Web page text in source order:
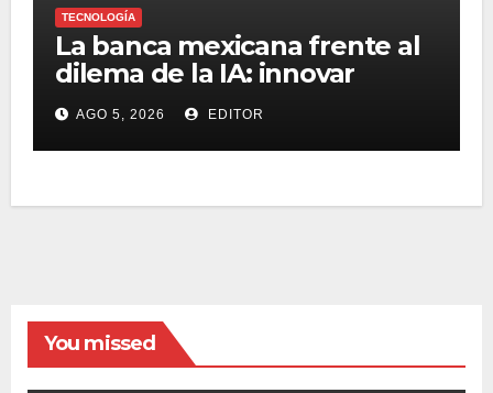
TECNOLOGÍA
La banca mexicana frente al
dilema de la IA: innovar
rápido sin perder la confianza
AGO 5, 2026 EDITOR
You missed